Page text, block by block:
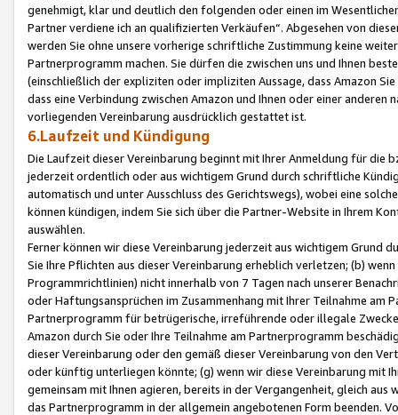
genehmigt, klar und deutlich den folgenden oder einen im
Partner verdiene ich an qualifizierten Verkäufen“. Abgesehen von
werden Sie ohne unsere vorherige schriftliche Zustimmung keine
Partnerprogramm machen. Sie dürfen die zwischen uns und Ihnen
(einschließlich der expliziten oder impliziten Aussage, dass Amazon
dass eine Verbindung zwischen Amazon und Ihnen oder einer
vorliegenden Vereinbarung ausdrücklich gestattet ist.
6.Laufzeit und Kündigung
Die Laufzeit dieser Vereinbarung beginnt mit Ihrer Anmeldung für die
jederzeit ordentlich oder aus wichtigem Grund durch schriftliche
automatisch und unter Ausschluss des Gerichtswegs), wobei eine
können kündigen, indem Sie sich über die Partner-Website in Ihrem
auswählen.
Ferner können wir diese Vereinbarung jederzeit aus wichtigem Grund
Sie Ihre Pflichten aus dieser Vereinbarung erheblich verletzen; (b)
Programmrichtlinien) nicht innerhalb von 7 Tagen nach unserer
oder Haftungsansprüchen im Zusammenhang mit Ihrer Teilnahme am
Partnerprogramm für betrügerische, irreführende oder illegale
Amazon durch Sie oder Ihre Teilnahme am Partnerprogramm
dieser Vereinbarung oder den gemäß dieser Vereinbarung von den
oder künftig unterliegen könnte; (g) wenn wir diese Vereinbarung mit
gemeinsam mit Ihnen agieren, bereits in der Vergangenheit, gleich
das Partnerprogramm in der allgemein angebotenen Form beenden.